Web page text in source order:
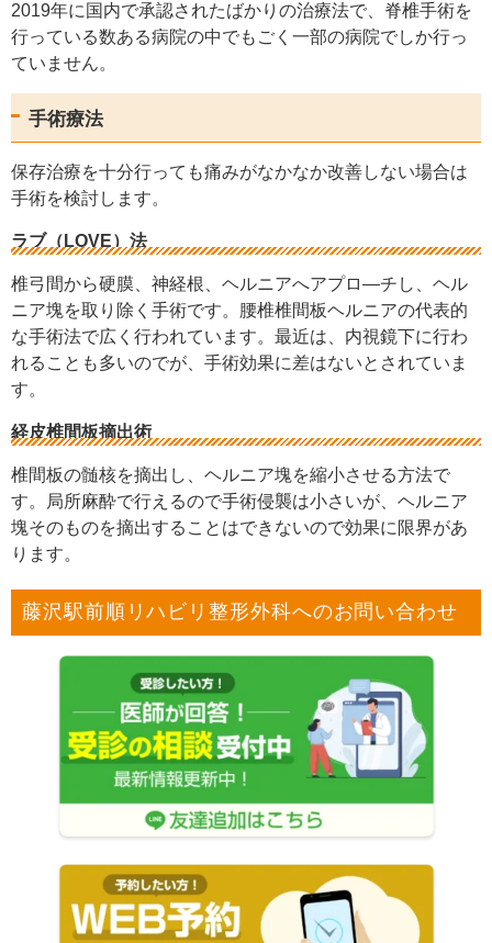
2019年に国内で承認されたばかりの治療法で、脊椎手術を
行っている数ある病院の中でもごく一部の病院でしか行っ
ていません。
手術療法
保存治療を十分行っても痛みがなかなか改善しない場合は
手術を検討します。
ラブ（LOVE）法
椎弓間から硬膜、神経根、ヘルニアへアプロ―チし、ヘル
ニア塊を取り除く手術です。腰椎椎間板ヘルニアの代表的
な手術法で広く行われています。最近は、内視鏡下に行わ
れることも多いのでが、手術効果に差はないとされていま
す。
経皮椎間板摘出術
椎間板の髄核を摘出し、ヘルニア塊を縮小させる方法で
す。局所麻酔で行えるので手術侵襲は小さいが、ヘルニア
塊そのものを摘出することはできないので効果に限界があ
ります。
藤沢駅前順リハビリ整形外科へのお問い合わせ